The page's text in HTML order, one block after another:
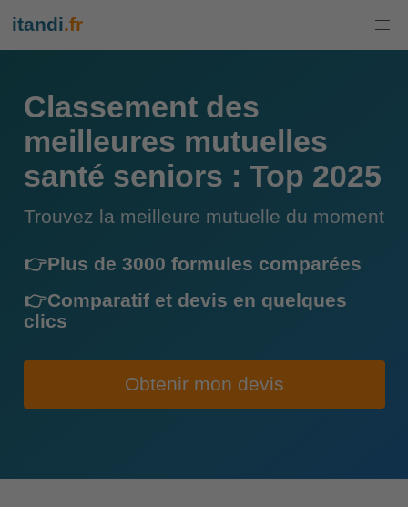
itandi.fr
Classement des
meilleures mutuelles
santé seniors : Top 2025
Trouvez la meilleure mutuelle du moment
👉Plus de 3000 formules comparées
👉Comparatif et devis en quelques
clics
Obtenir mon devis